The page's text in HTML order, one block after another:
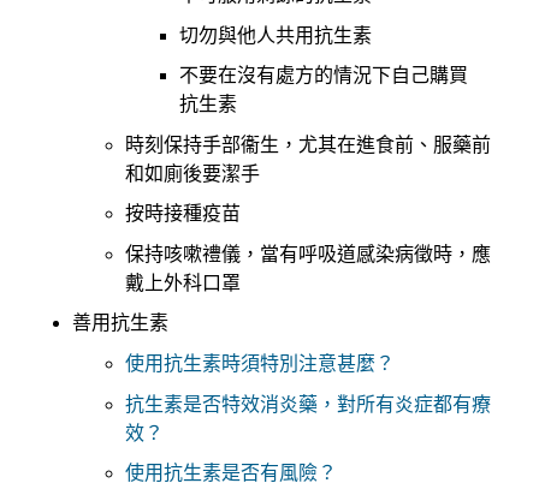
切勿與他人共用抗生素
不要在沒有處方的情況下自己購買
抗生素
時刻保持手部衞生，尤其在進食前、服藥前
和如廁後要潔手
按時接種疫苗
保持咳嗽禮儀，當有呼吸道感染病徵時，應
戴上外科口罩
善用抗生素
使用抗生素時須特別注意甚麼？
抗生素是否特效消炎藥，對所有炎症都有療
效？
使用抗生素是否有風險？